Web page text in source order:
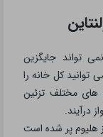
تواند جایگزین
کل خانه را
های مختلف تزئین
درآیند.
هلیوم پر شده است